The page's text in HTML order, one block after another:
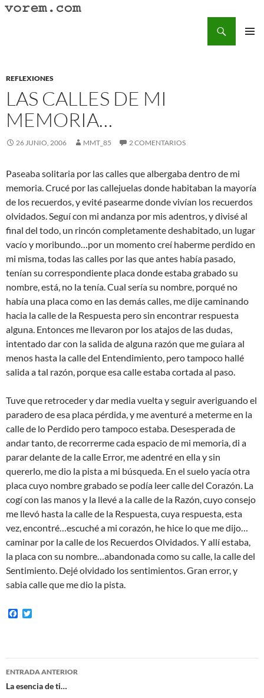
Saltar
REFLEXIONES
LAS CALLES DE MI
MEMORIA…
26 JUNIO, 2006 MMT_85 2 COMENTARIOS
Paseaba solitaria por las calles que albergaba dentro de mi
memoria. Crucé por las callejuelas donde habitaban la mayoría
de los recuerdos, y evité pasearme donde vivían los recuerdos
olvidados. Seguí con mi andanza por mis adentros, y divisé al
final del todo, un rincón completamente deshabitado, un lugar
vacío y moribundo…por un momento creí haberme perdido en
mi misma, todas las calles por las que antes había pasado,
tenían su correspondiente placa donde estaba grabado su
nombre, está, no la tenía. Cual sería su nombre, porqué no
había una placa como en las demás calles, me dije caminando
hacia la calle de la Respuesta pero sin encontrar respuesta
alguna. Entonces me llevaron por los atajos de las dudas,
intentado dar con la salida de alguna razón que me guiara al
menos hasta la calle del Entendimiento, pero tampoco hallé
salida a tal razón, porque esa calle estaba cortada al paso.
Tuve que retroceder y dar media vuelta y seguir averiguando el
paradero de esa placa pérdida, y me aventuré a meterme en la
calle de lo Perdido pero tampoco estaba. Desesperada de
andar tanto, de recorrerme cada espacio de mi memoria, di a
parar delante de la calle Error, me adentré en ella y sin
quererlo, me dio la pista a mi búsqueda. En el suelo yacía otra
placa cuyo nombre grabado se podía leer calle del Corazón. La
cogí con las manos y la llevé a la calle de la Razón, cuyo consejo
me llevó hasta la calle de la Respuesta, cuya respuesta, esta
vez, encontré…escuché a mi corazón, he hice lo que me dijo…
caminar por la calle de los Recuerdos Olvidados. Y allí estaba,
la placa con su nombre…abandonada como su calle, la calle del
Sentimiento. Dejé olvidado los sentimientos. Gran error, y
sabia calle que me dio la pista.
F
o
o
e
r
Navegación
de
ENTRADA ANTERIOR
La esencia de ti…